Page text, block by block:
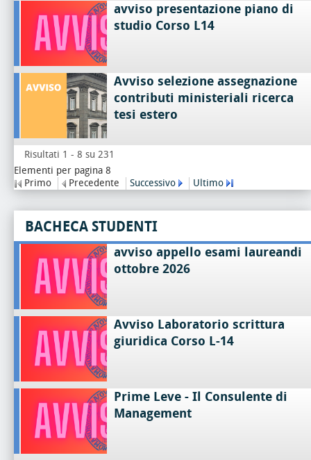
avviso presentazione piano di
studio Corso L14
Avviso selezione assegnazione
contributi ministeriali ricerca
tesi estero
Risultati 1 - 8 su 231
Elementi per pagina 8
Primo
Precedente Successivo Ultimo
BACHECA STUDENTI
avviso appello esami laureandi
ottobre 2026
Avviso Laboratorio scrittura
giuridica Corso L-14
Prime Leve - Il Consulente di
Management